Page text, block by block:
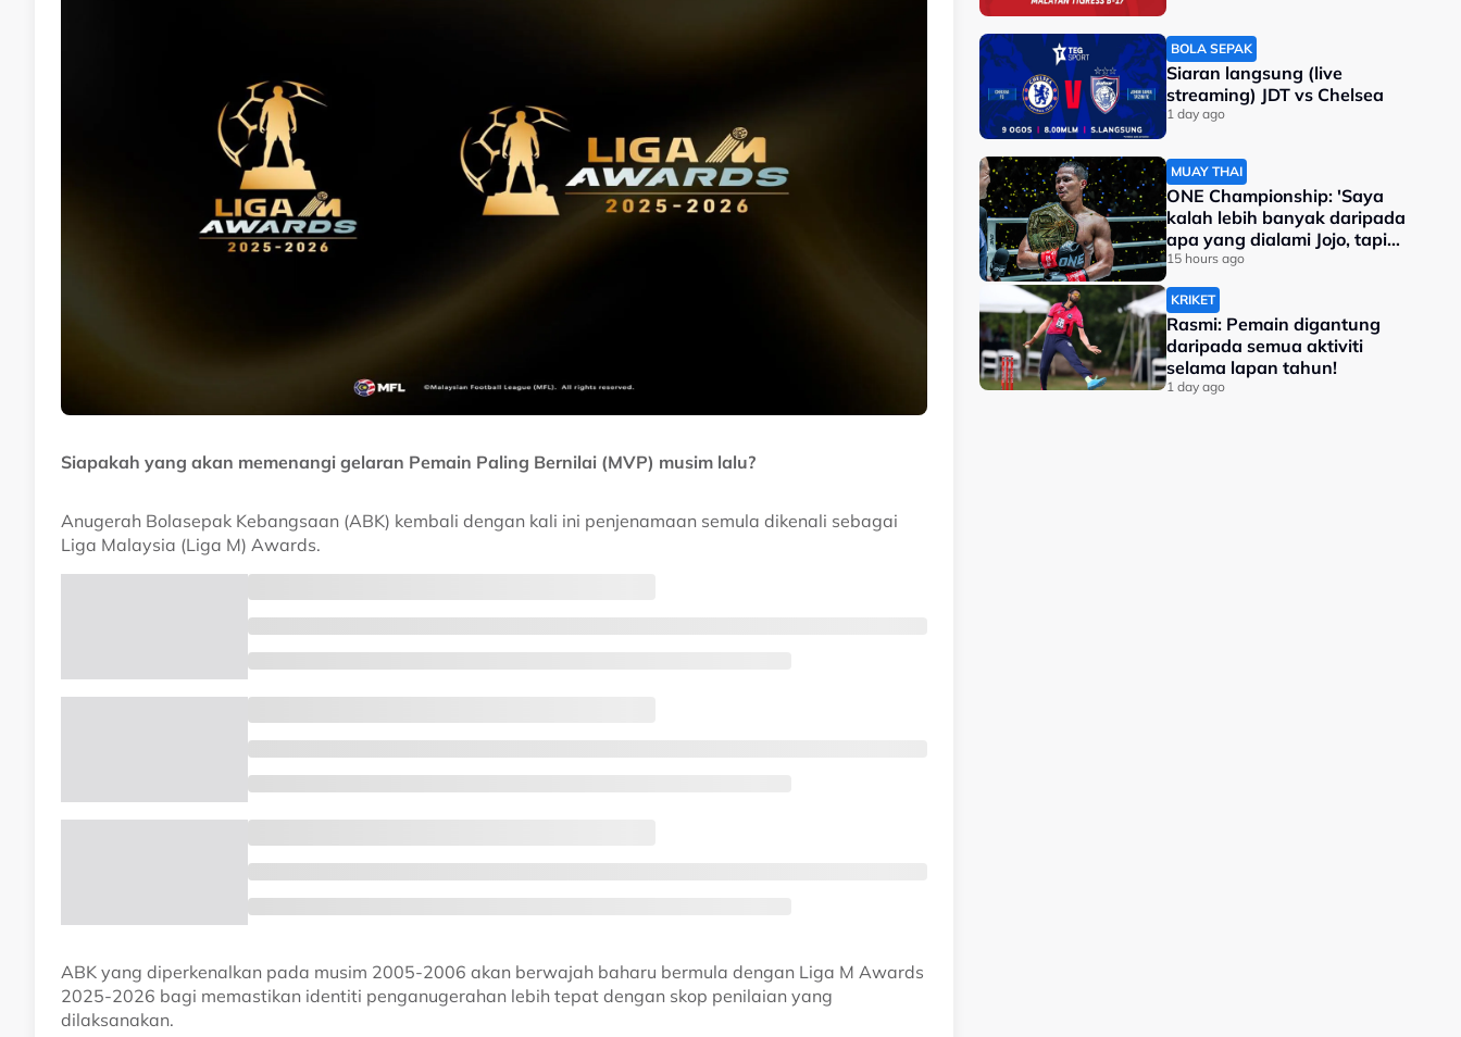
Siapakah yang akan memenangi gelaran Pemain Paling Bernilai (MVP) musim lalu?
Anugerah Bolasepak Kebangsaan (ABK) kembali dengan kali ini penjenamaan semula dikenali sebagai
Liga Malaysia (Liga M) Awards.
ABK yang diperkenalkan pada musim 2005-2006 akan berwajah baharu bermula dengan Liga M Awards
2025-2026 bagi memastikan identiti penganugerahan lebih tepat dengan skop penilaian yang
dilaksanakan.
BOLA SEPAK
Siaran langsung (live
streaming) JDT vs Chelsea
1 day ago
MUAY THAI
ONE Championship: 'Saya
kalah lebih banyak daripada
apa yang dialami Jojo, tapi
saya jadi juara dunia'
15 hours ago
KRIKET
Rasmi: Pemain digantung
daripada semua aktiviti
selama lapan tahun!
1 day ago